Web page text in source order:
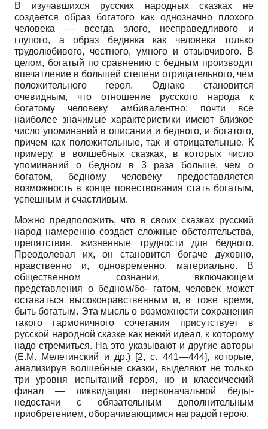
В изучавшихся русских народных сказках не
создается образ богатого как однозначно плохого
человека — всегда злого, несправедливого и
глупого, а образ бедняка как человека только
трудолюбивого, честного, умного и отзывчивого. В
целом, богатый по сравнению с бедным производит
впечатление в большей степени отрицательного, чем
положительного героя. Однако становится
очевидным, что отношение русского народа к
богатому человеку амбивален­тно: почти все
наиболее значимые характеристики имеют близкое
число упоминаний в описании и бедного, и богатого,
причем как положительные, так и отрицательные. К
примеру, в волшебных сказках, в которых число
упоминаний о бедном в 3 раза больше, чем о
богатом, бедному человеку предоставляется
возможность в конце повествования стать богатым,
успешным и счастливым.
Можно предположить, что в своих сказках русский
народ намеренно создает сложные обстоятельства,
препятствия, жизненные трудности для бедного.
Преодолевая их, он становится богаче духовно,
нравственно и, одновременно, материально. В
общественном сознании, включающем
представления о бедном/бо- гатом, человек может
оставаться высоконравственным и, в тоже время,
быть богатым. Эта мысль о возможности сохранения
такого гармоничного сочетания присутствует в
русской народной сказке как некий идеал, к которому
надо стремиться. На это указывают и другие авторы
(Е.М. Мелетинский и др.) [2, с. 441—444], которые,
анализируя волшебные сказки, выделяют не только
три уровня испытаний героя, но и классический
финал — ликвидацию первоначальной беды-
недостачи с обязательным дополнительным
приобретением, оборачивающимся наградой герою.